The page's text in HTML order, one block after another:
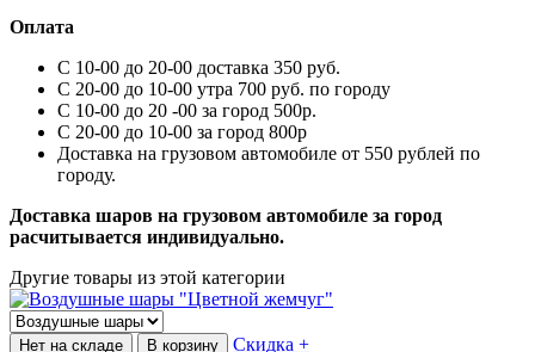
Оплата
С 10-00 до 20-00 доставка 350 руб.
С 20-00 до 10-00 утра 700 руб. по городу
С 10-00 до 20 -00 за город 500р.
С 20-00 до 10-00 за город 800р
Доставка на грузовом автомобиле от 550 рублей по
городу.
Доставка шаров на грузовом автомобиле за город
расчитывается индивидуально.
Другие товары из этой категории
Нет на складе В корзину
Скидка +